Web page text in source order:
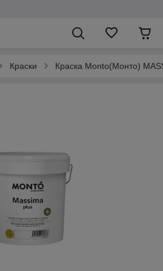
Краски Краска Monto(Монто)